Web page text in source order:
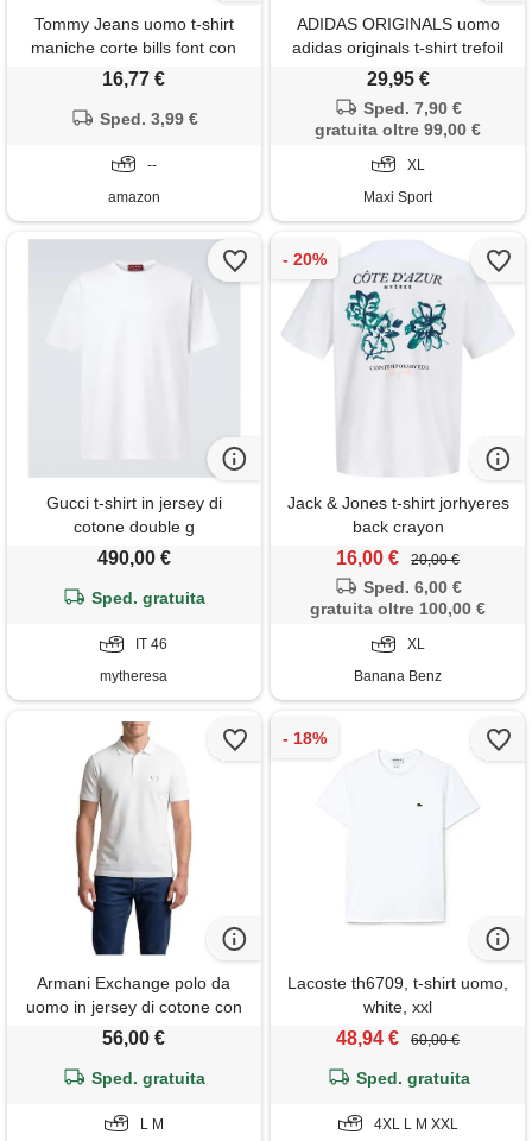
Tommy Jeans uomo t-shirt
maniche corte bills font con
scollo rotondo, bianco (ecru),
16,77 €
Sped. 3,99 €
--
amazon
ADIDAS ORIGINALS uomo
adidas originals t-shirt trefoil
29,95 €
Sped. 7,90 €
gratuita oltre 99,00 €
XL
Maxi Sport
Gucci t-shirt in jersey di
cotone double g
490,00 €
Sped. gratuita
IT 46
mytheresa
Jack & Jones t-shirt jorhyeres
back crayon
16,00 € 20,00 €
Sped. 6,00 €
gratuita oltre 100,00 €
XL
Banana Benz
Armani Exchange polo da
uomo in jersey di cotone con
logo box, bianco sporco, l
56,00 €
Sped. gratuita
L M
Lacoste th6709, t-shirt uomo,
white, xxl
48,94 € 60,00 €
Sped. gratuita
4XL L M XXL